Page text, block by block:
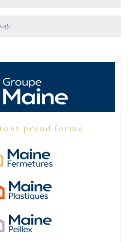
prend forme